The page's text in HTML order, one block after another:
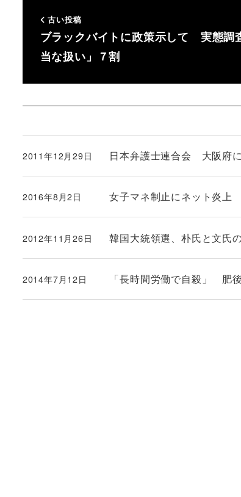
古い投稿
ブラックバイトに政策示して 実態調
当な扱い」７割
日本弁護士連合会 大阪府
投稿日
2011年12月29日
女子マネ制止にネット炎上
投稿日
2016年8月2日
韓国大統領選、朴氏と文氏
投稿日
2012年11月26日
「長時間労働で自殺」 肥
投稿日
2014年7月12日